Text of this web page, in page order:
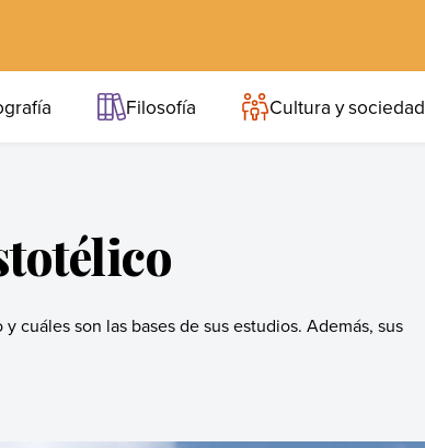
Filosofía Cultura y sociedad
cuáles son las bases de sus estudios. Además, sus